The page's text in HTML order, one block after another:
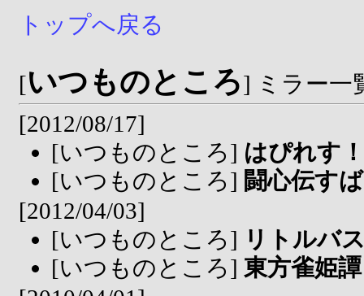
トップへ戻る
[いつものところ] ミラー一
[2012/08/17]
[いつものところ] はぴれす
[いつものところ] 闘心伝す
[2012/04/03]
[いつものところ] リトルバ
[いつものところ] 東方雀姫譚